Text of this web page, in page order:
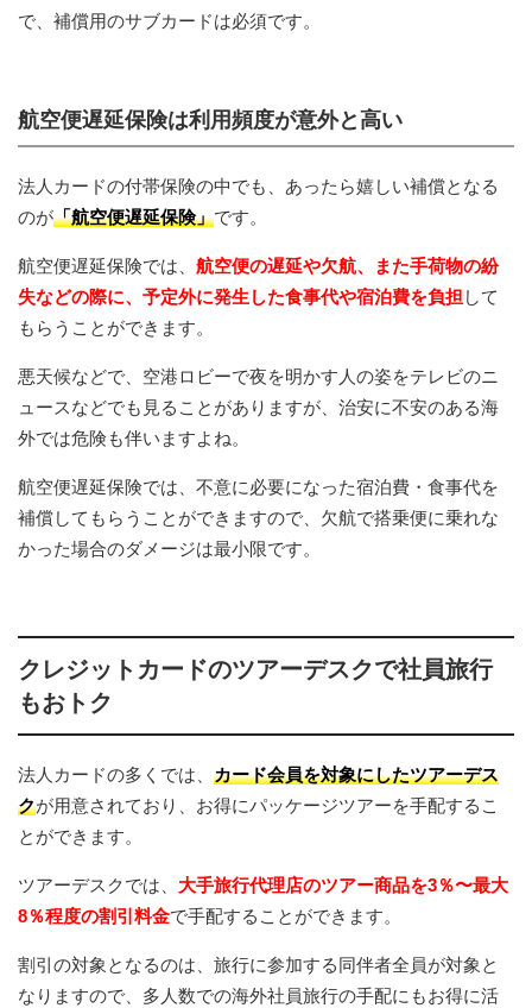
で、補償用のサブカードは必須です。
航空便遅延保険は利用頻度が意外と高い
法人カードの付帯保険の中でも、あったら嬉しい補償となる
のが「航空便遅延保険」です。
航空便遅延保険では、 航空便の遅延や欠航、また手荷物の紛
失などの際に、予定外に発生した食事代や宿泊費を負担 して
もらうことができます。
悪天候などで、空港ロビーで夜を明かす人の姿をテレビのニ
ュースなどでも見ることがありますが、治安に不安のある海
外では危険も伴いますよね。
航空便遅延保険では、不意に必要になった宿泊費・食事代を
補償してもらうことができますので、欠航で搭乗便に乗れな
かった場合のダメージは最小限です。
クレジットカードのツアーデスクで社員旅行
もおトク
法人カードの多くでは、 カード会員を対象にしたツアーデス
クが用意されており、お得にパッケージツアーを手配するこ
とができます。
ツアーデスクでは、 大手旅行代理店のツアー商品を3％〜最大
8％程度の割引料金で手配することができます。
割引の対象となるのは、旅行に参加する同伴者全員が対象と
なりますので、多人数での海外社員旅行の手配にもお得に活